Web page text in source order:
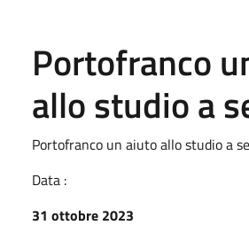
Portofranco
allo studio a
Portofranco un aiuto allo studio a
Data :
31 ottobre 2023